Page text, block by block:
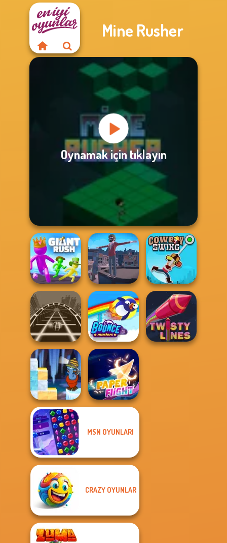
Mine Rusher
Oynamak için tıklayın
Giant Rush! Backflip Maniac Cowboy Swing
Ball Surfer 3D Bouncemasters
Gold Strike Icy
Cave
MSN OYUNLARI
CRAZY OYUNLAR